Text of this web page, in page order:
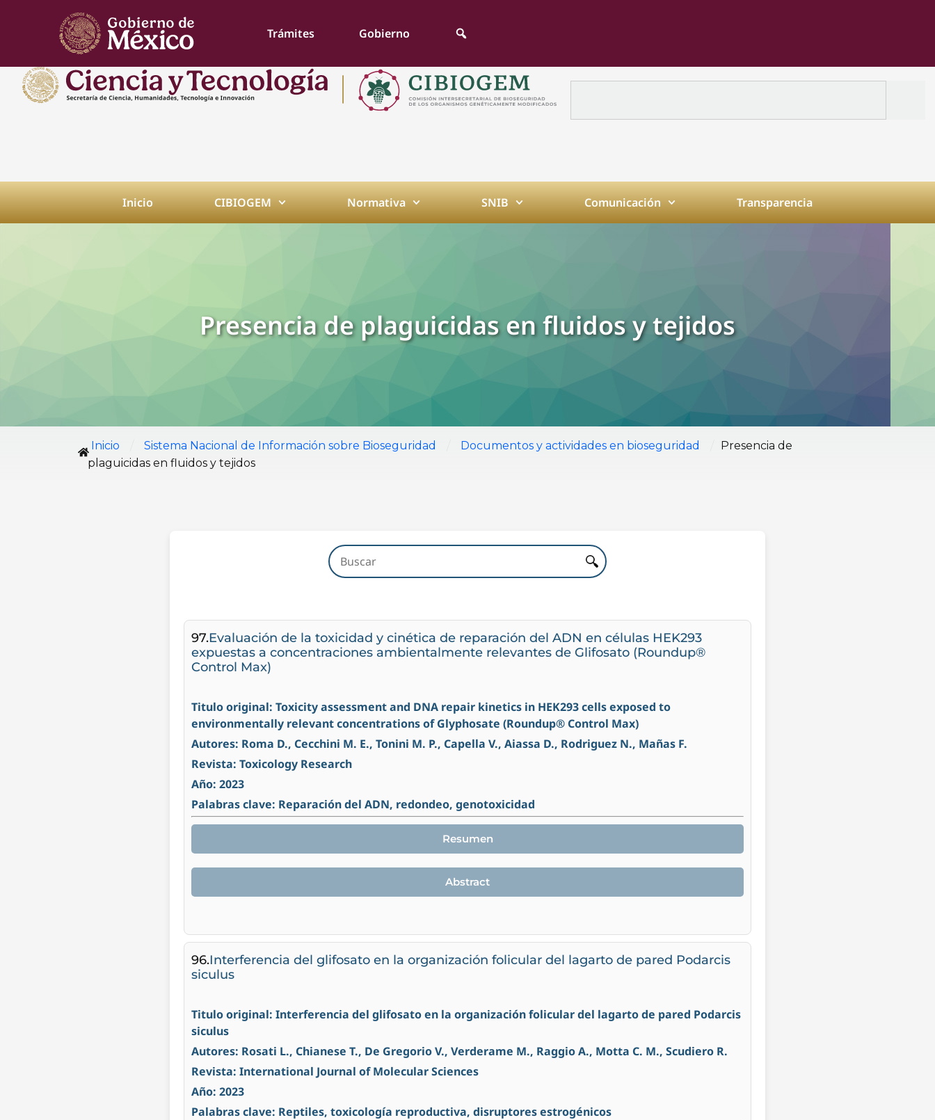
Trámites Gobierno
Inicio CIBIOGEM Normativa SNIB Comunicación Transparencia
Presencia de plaguicidas en fluidos y tejidos
Inicio Sistema Nacional de Información sobre Bioseguridad Documentos y actividades en bioseguridad
Presencia de
plaguicidas en fluidos y tejidos
97.Evaluación de la toxicidad y cinética de reparación del ADN en células HEK293
expuestas a concentraciones ambientalmente relevantes de Glifosato (Roundup®
Control Max)
Titulo original: Toxicity assessment and DNA repair kinetics in HEK293 cells exposed to
environmentally relevant concentrations of Glyphosate (Roundup® Control Max)
Autores: Roma D., Cecchini M. E., Tonini M. P., Capella V., Aiassa D., Rodriguez N., Mañas F.
Revista: Toxicology Research
Año: 2023
Palabras clave: Reparación del ADN, redondeo, genotoxicidad
Resumen
Abstract
96.Interferencia del glifosato en la organización folicular del lagarto de pared Podarcis
siculus
Titulo original: Interferencia del glifosato en la organización folicular del lagarto de pared Podarcis
siculus
Autores: Rosati L., Chianese T., De Gregorio V., Verderame M., Raggio A., Motta C. M., Scudiero R.
Revista: International Journal of Molecular Sciences
Año: 2023
Palabras clave: Reptiles, toxicología reproductiva, disruptores estrogénicos